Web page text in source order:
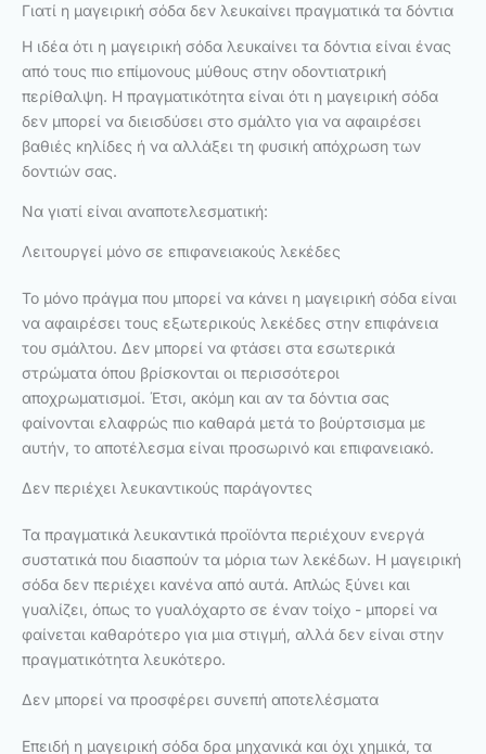
Γιατί η μαγειρική σόδα δεν λευκαίνει πραγματικά τα δόντια
Η ιδέα ότι η μαγειρική σόδα λευκαίνει τα δόντια είναι ένας
από τους πιο επίμονους μύθους στην οδοντιατρική
περίθαλψη. Η πραγματικότητα είναι ότι η μαγειρική σόδα
δεν μπορεί να διεισδύσει στο σμάλτο για να αφαιρέσει
βαθιές κηλίδες ή να αλλάξει τη φυσική απόχρωση των
δοντιών σας.
Να γιατί είναι αναποτελεσματική:
Λειτουργεί μόνο σε επιφανειακούς λεκέδες
Το μόνο πράγμα που μπορεί να κάνει η μαγειρική σόδα είναι
να αφαιρέσει τους εξωτερικούς λεκέδες στην επιφάνεια
του σμάλτου. Δεν μπορεί να φτάσει στα εσωτερικά
στρώματα όπου βρίσκονται οι περισσότεροι
αποχρωματισμοί. Έτσι, ακόμη και αν τα δόντια σας
φαίνονται ελαφρώς πιο καθαρά μετά το βούρτσισμα με
αυτήν, το αποτέλεσμα είναι προσωρινό και επιφανειακό.
Δεν περιέχει λευκαντικούς παράγοντες
Τα πραγματικά λευκαντικά προϊόντα περιέχουν ενεργά
συστατικά που διασπούν τα μόρια των λεκέδων. Η μαγειρική
σόδα δεν περιέχει κανένα από αυτά. Απλώς ξύνει και
γυαλίζει, όπως το γυαλόχαρτο σε έναν τοίχο - μπορεί να
φαίνεται καθαρότερο για μια στιγμή, αλλά δεν είναι στην
πραγματικότητα λευκότερο.
Δεν μπορεί να προσφέρει συνεπή αποτελέσματα
Επειδή η μαγειρική σόδα δρα μηχανικά και όχι χημικά, τα